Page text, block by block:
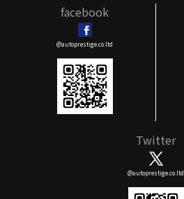
facebook
@autoprestige.co.ltd
Twitter
@autoprestige.co.ltd